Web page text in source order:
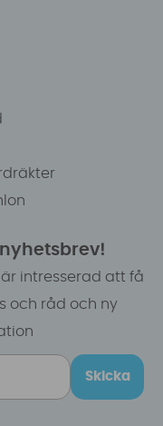
intresserad att få
och råd och ny
Skicka